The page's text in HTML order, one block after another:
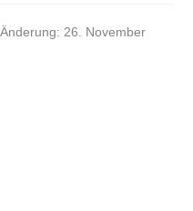
26. November